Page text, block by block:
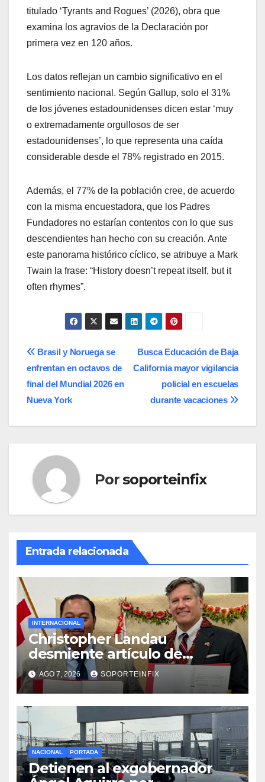
titulado ‘Tyrants and Rogues’ (2026), obra que
examina los agravios de la Declaración por
primera vez en 120 años.
Los datos reflejan un cambio significativo en el
sentimiento nacional. Según Gallup, solo el 31%
de los jóvenes estadounidenses dicen estar ‘muy
o extremadamente orgullosos de ser
estadounidenses’, lo que representa una caída
considerable desde el 78% registrado en 2015.
Además, el 77% de la población cree, de acuerdo
con la misma encuestadora, que los Padres
Fundadores no estarían contentos con lo que sus
descendientes han hecho con su creación. Ante
este panorama histórico cíclico, se atribuye a Mark
Twain la frase: “History doesn’t repeat itself, but it
often rhymes”.
Navegación
de
entradas
Busca Educación de Baja
California mayor vigilancia
policial en escuelas
durante vacaciones
Brasil y Noruega se
enfrentan en octavos de
final del Mundial 2026 en
Nueva York
Porsoporteinfix
Entrada relacionada
INTERNACIONAL
Christopher Landau
desmiente artículo de
Foreign Policy sobre visita a
Islas Salomón
AGO 7, 2026 SOPORTEINFIX
NACIONAL PORTADA
Detienen al exgobernador